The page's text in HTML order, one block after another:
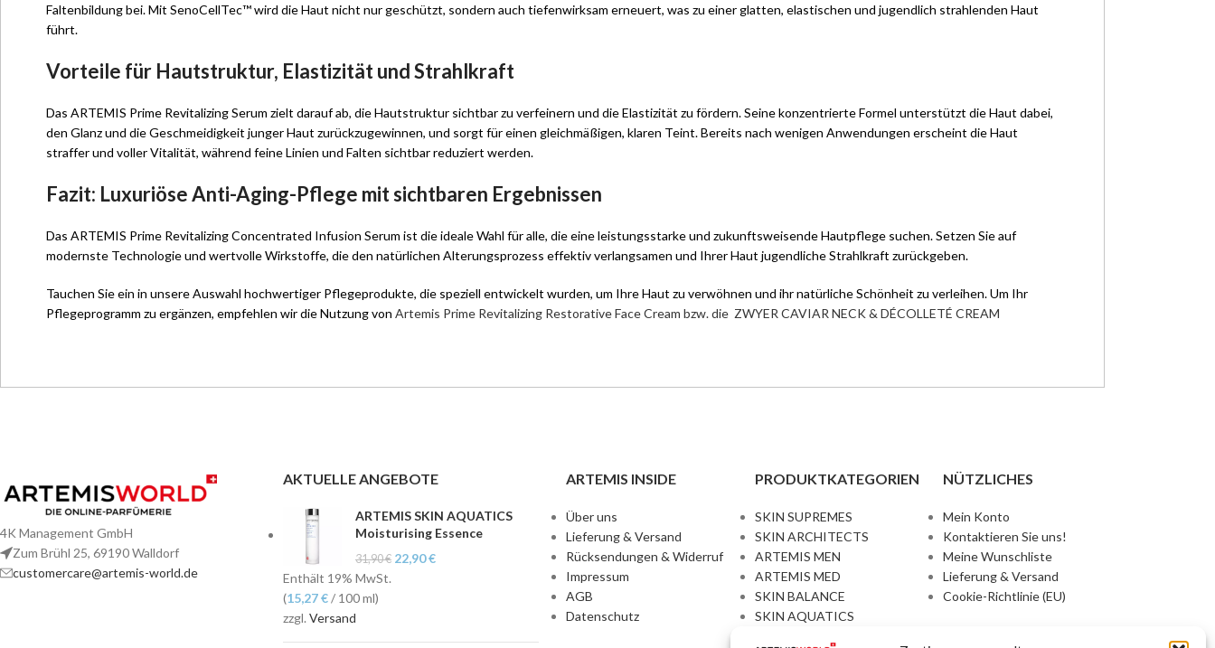
Faltenbildung bei. Mit SenoCellTec™ wird die Haut nicht nur geschützt, sondern auch tiefenwirksam erneuert, was zu einer glatten, elastischen und jugendlich strahlenden Haut
führt.
Vorteile für Hautstruktur, Elastizität und Strahlkraft
Das ARTEMIS Prime Revitalizing Serum zielt darauf ab, die Hautstruktur sichtbar zu verfeinern und die Elastizität zu fördern. Seine konzentrierte Formel unterstützt die Haut dabei,
den Glanz und die Geschmeidigkeit junger Haut zurückzugewinnen, und sorgt für einen gleichmäßigen, klaren Teint. Bereits nach wenigen Anwendungen erscheint die Haut
straffer und voller Vitalität, während feine Linien und Falten sichtbar reduziert werden.
Fazit: Luxuriöse Anti-Aging-Pflege mit sichtbaren Ergebnissen
Das ARTEMIS Prime Revitalizing Concentrated Infusion Serum ist die ideale Wahl für alle, die eine leistungsstarke und zukunftsweisende Hautpflege suchen. Setzen Sie auf
modernste Technologie und wertvolle Wirkstoffe, die den natürlichen Alterungsprozess effektiv verlangsamen und Ihrer Haut jugendliche Strahlkraft zurückgeben.
Tauchen Sie ein in unsere Auswahl hochwertiger Pflegeprodukte, die speziell entwickelt wurden, um Ihre Haut zu verwöhnen und ihr natürliche Schönheit zu verleihen. Um Ihr
Pflegeprogramm zu ergänzen, empfehlen wir die Nutzung von Artemis Prime Revitalizing Restorative Face Cream bzw. die ZWYER CAVIAR NECK & DÉCOLLETÉ CREAM
4K Management GmbH
Zum Brühl 25, 69190 Walldorf
customercare@artemis-world.de
AKTUELLE ANGEBOTE
ARTEMIS SKIN AQUATICS
Moisturising Essence
31,90€ 22,90€
Enthält 19% MwSt.
(15,27€/ 100 ml)
zzgl. Versand
ARTEMIS INSIDE
Über uns
Lieferung & Versand
Rücksendungen & Widerruf
Impressum
AGB
Datenschutz
PRODUKTKATEGORIEN
SKIN SUPREMES
SKIN ARCHITECTS
ARTEMIS MEN
ARTEMIS MED
SKIN BALANCE
SKIN AQUATICS
NÜTZLICHES
Mein Konto
Kontaktieren Sie uns!
Meine Wunschliste
Lieferung & Versand
Cookie-Richtlinie (EU)